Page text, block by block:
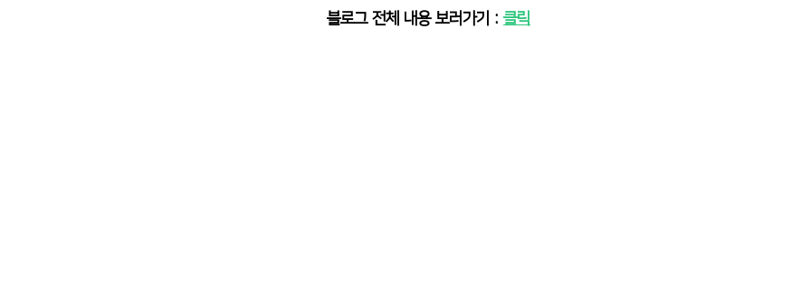
블로그 전체 내용 보러가기 : 클릭